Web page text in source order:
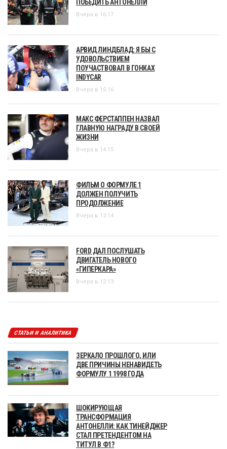
ПОБЕДИТЬ АНТОНЕЛЛИ
Вчера в 16:17
АРВИД ЛИНДБЛАД: Я БЫ С
УДОВОЛЬСТВИЕМ
ПОУЧАСТВОВАЛ В ГОНКАХ
INDYCAR
Вчера в 15:16
МАКС ФЕРСТАППЕН НАЗВАЛ
ГЛАВНУЮ НАГРАДУ В СВОЕЙ
ЖИЗНИ
Вчера в 14:15
ФИЛЬМ О ФОРМУЛЕ 1
ДОЛЖЕН ПОЛУЧИТЬ
ПРОДОЛЖЕНИЕ
Вчера в 13:14
FORD ДАЛ ПОСЛУШАТЬ
ДВИГАТЕЛЬ НОВОГО
«ГИПЕРКАРА»
Вчера в 12:13
СТАТЬИ И АНАЛИТИКА
ЗЕРКАЛО ПРОШЛОГО, ИЛИ
ДВЕ ПРИЧИНЫ НЕНАВИДЕТЬ
ФОРМУЛУ 1 1998 ГОДА
ШОКИРУЮЩАЯ
ТРАНСФОРМАЦИЯ
АНТОНЕЛЛИ: КАК ТИНЕЙДЖЕР
СТАЛ ПРЕТЕНДЕНТОМ НА
ТИТУЛ В Ф1?